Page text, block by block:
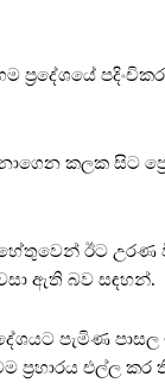
කලක සිට
හේතුවෙන් ඊට
ඇති බව සඳහන්.
පැමිණ
ප්‍රහාරය එල්ල කර